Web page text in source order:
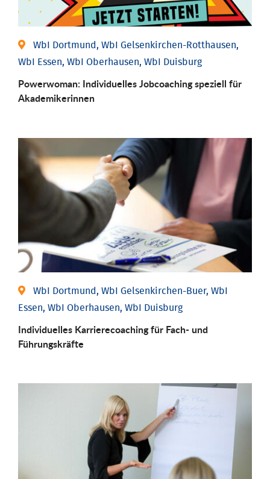
WbI Dortmund, WbI Gelsenkirchen-Rotthausen,
WbI Essen, WbI Oberhausen, WbI Duisburg
Powerwoman: Individu­elles Job­coaching speziell für
Aka­demiker­innen
WbI Dortmund, WbI Gelsenkirchen-Buer, WbI
Essen, WbI Oberhausen, WbI Duisburg
Individu­elles Karrierecoaching für Fach-­ und
Führungs­kräfte